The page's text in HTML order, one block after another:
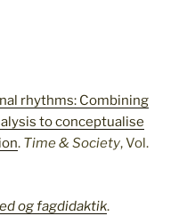
rhythms: Combining
to conceptualise
. Time & Society, Vol.
og fagdidaktik.